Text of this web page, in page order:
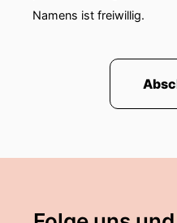
Zuhörerin und Zuhöhran
00:01:26: mein Name
Namens ist freiwillig.